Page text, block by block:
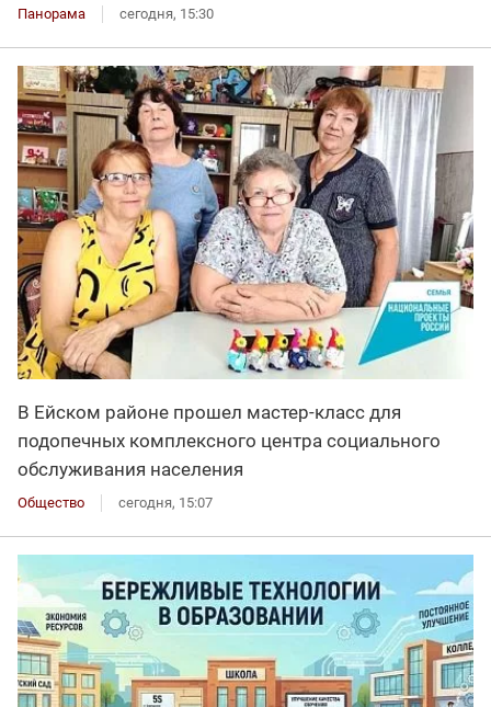
Панорама сегодня, 15:30
В Ейском районе прошел мастер-класс для
подопечных комплексного центра социального
обслуживания населения
Общество сегодня, 15:07